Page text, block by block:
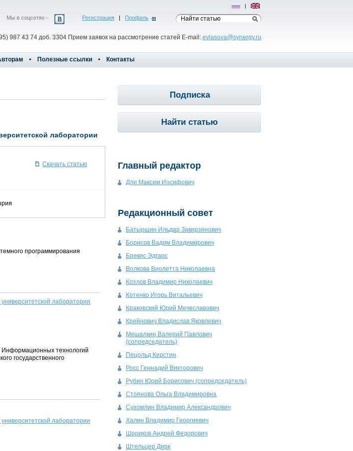
Регистрация | Профиль
987 43 74 доб. 3304 Прием заявок на рассмотрение статей E-mail: evlasova@synergy.ru
Мы в соцсетях -
Рус | Eng
Полезные ссылки Контакты
лаборатории
Скачать статью
программирования
лаборатории
Информационных технологий
государственного
лаборатории
Подписка
Найти статью
Главный редактор
Дли Максим Иосифович
Редакционный совет
Батыршин Ильдар Закирзянович
Борисов Вадим Владимирович
Брекис Эдгарс
Волкова Виолетта Николаевна
Козлов Владимир Николаевич
Котенко Игорь Витальевич
Краковский Юрий Мечеславович
Крейнович Владислав Яковлевич
Мешалкин Валерий Павлович
(сопредседатель)
Пецольд Керстин
Росс Геннадий Викторович
Рубин Юрий Борисович (сопредседатель)
Стоянова Ольга Владимировна
Сухомлин Владимир Александрович
Халин Владимир Георгиевич
Шориков Андрей Федорович
Штельцер Дирк